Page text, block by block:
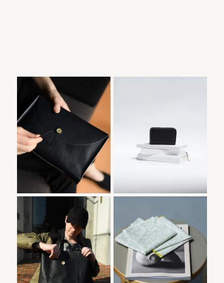
Hem 170Hem 170の商品
Oval 2way Bag M｜BLACK
Oval 2way Bag
M｜BLACKの商
品一覧
来の商品一覧